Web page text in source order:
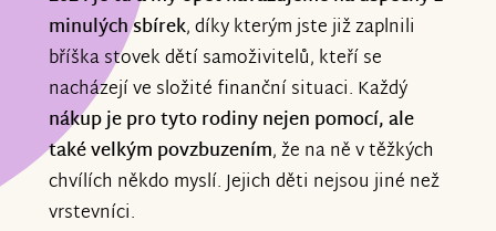
minulých sbírek, díky kterým jste již zaplnili
bříška stovek dětí samoživitelů, kteří se
nacházejí ve složité finanční situaci. Každý
nákup je pro tyto rodiny nejen pomocí, ale
také velkým povzbuzením, že na ně v těžkých
chvílích někdo myslí. Jejich děti nejsou jiné než
vrstevníci.